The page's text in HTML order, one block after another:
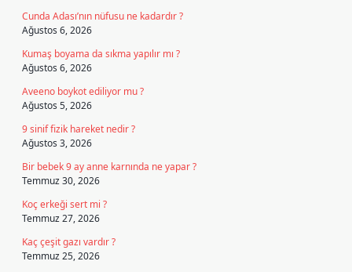
Cunda Adası’nın nüfusu ne kadardır ?
Ağustos 6, 2026
Kumaş boyama da sıkma yapılır mı ?
Ağustos 6, 2026
Aveeno boykot ediliyor mu ?
Ağustos 5, 2026
9 sinif fizik hareket nedir ?
Ağustos 3, 2026
Bir bebek 9 ay anne karnında ne yapar ?
Temmuz 30, 2026
Koç erkeği sert mi ?
Temmuz 27, 2026
Kaç çeşit gazı vardır ?
Temmuz 25, 2026